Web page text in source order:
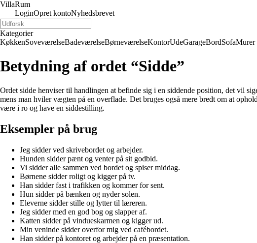
VillaRum
LoginOpret kontoNyhedsbrevet
Kategorier
KøkkenSoveværelseBadeværelseBørneværelseKontorUdeGarageBordSofaMurer
Betydning af ordet “Sidde”
Ordet sidde henviser til handlingen at befinde sig i en siddende position, det vil
mens man hviler vægten på en overflade. Det bruges også mere bredt om at
være i ro og have en siddestilling.
Eksempler på brug
Jeg sidder ved skrivebordet og arbejder.
Hunden sidder pænt og venter på sit godbid.
Vi sidder alle sammen ved bordet og spiser middag.
Børnene sidder roligt og kigger på tv.
Han sidder fast i trafikken og kommer for sent.
Hun sidder på bænken og nyder solen.
Eleverne sidder stille og lytter til læreren.
Jeg sidder med en god bog og slapper af.
Katten sidder på vindueskarmen og kigger ud.
Min veninde sidder overfor mig ved cafébordet.
Han sidder på kontoret og arbejder på en præsentation.